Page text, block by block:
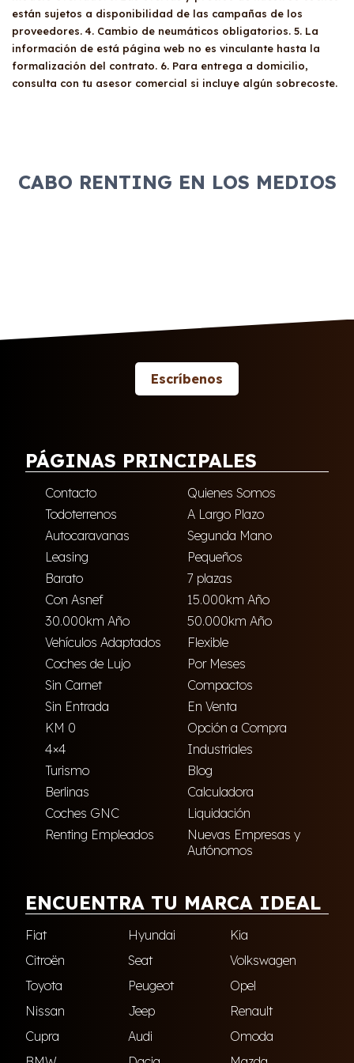
de constitución y poderes de la empresa.
Esta documentación permite evaluar la
viabilidad económica de la empresa para
acceder al renting.
Factores como la antigüedad de la empresa,
la solvencia económica, y la pertenencia a
listados de morosidad como Asnef pueden
influir en esta decisión. Dependiendo de los
resultados, el proveedor puede solicitar un
están sujetos a disponibilidad de las campañas de los
proveedores. 4. Cambio de neumáticos obligatorios. 5. La
información de está página web no es vinculante hasta la
formalización del contrato. 6. Para entrega a domicilio,
consulta con tu asesor comercial si incluye algún sobrecoste.
CABO RENTING EN LOS MEDIOS
Escríbenos
PÁGINAS PRINCIPALES
Contacto
Quienes Somos
Todoterrenos
A Largo Plazo
Autocaravanas
Segunda Mano
Leasing
Pequeños
Barato
7 plazas
Con Asnef
15.000km Año
30.000km Año
50.000km Año
Vehículos Adaptados
Flexible
Coches de Lujo
Por Meses
Sin Carnet
Compactos
Sin Entrada
En Venta
KM 0
Opción a Compra
4×4
Industriales
Turismo
Blog
Berlinas
Calculadora
Coches GNC
Liquidación
Renting Empleados
Nuevas Empresas y
Autónomos
ENCUENTRA TU MARCA IDEAL
Fiat Hyundai
Kia
Citroën
Seat
Volkswagen
Toyota
Peugeot
Opel
Nissan
Jeep
Renault
Cupra
Audi
Omoda